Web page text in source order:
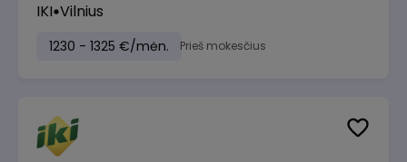
IKI Vilnius
1230 - 1325 €/mėn. Prieš mokesčius